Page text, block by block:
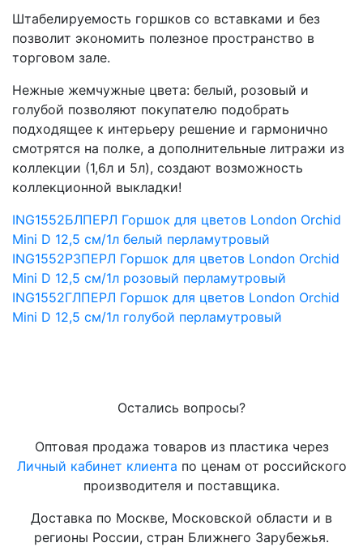
Штабелируемость горшков со вставками и без
позволит экономить полезное пространство в
торговом зале.
Нежные жемчужные цвета: белый, розовый и
голубой позволяют покупателю подобрать
подходящее к интерьеру решение и гармонично
смотрятся на полке, а дополнительные литражи из
коллекции (1,6л и 5л), создают возможность
коллекционной выкладки!
ING1552БЛПЕРЛ Горшок для цветов London Orchid
Mini D 12,5 см/1л белый перламутровый
ING1552РЗПЕРЛ Горшок для цветов London Orchid
Mini D 12,5 см/1л розовый перламутровый
ING1552ГЛПЕРЛ Горшок для цветов London Orchid
Mini D 12,5 см/1л голубой перламутровый
Остались вопросы?
Оптовая продажа товаров из пластика через
Личный кабинет клиента по ценам от российского
производителя и поставщика.
Доставка по Москве, Московской области и в
регионы России, стран Ближнего Зарубежья.